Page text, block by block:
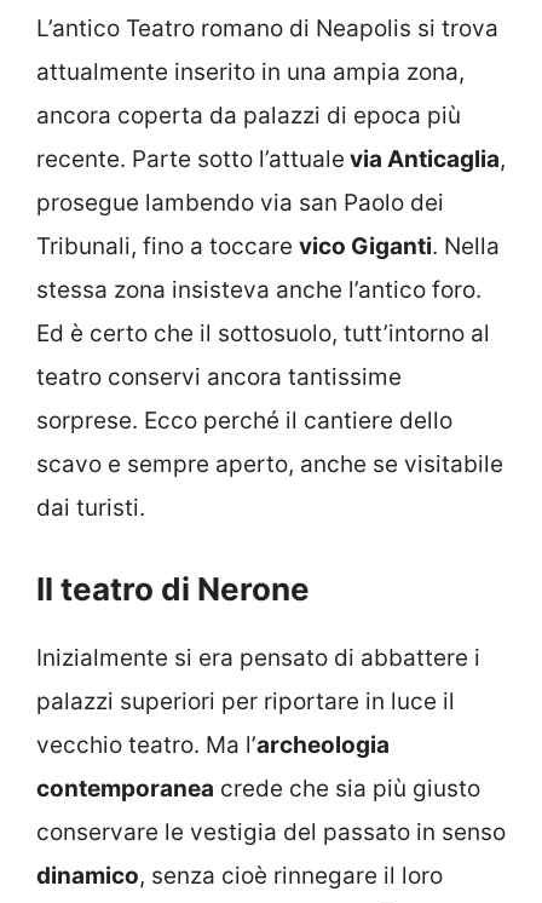
L’antico Teatro romano di Neapolis si trova
attualmente inserito in una ampia zona,
ancora coperta da palazzi di epoca più
recente. Parte sotto l’attuale via Anticaglia,
prosegue lambendo via san Paolo dei
Tribunali, fino a toccare vico Giganti. Nella
stessa zona insisteva anche l’antico foro.
Ed è certo che il sottosuolo, tutt’intorno al
teatro conservi ancora tantissime
sorprese. Ecco perché il cantiere dello
scavo e sempre aperto, anche se visitabile
dai turisti.
Il teatro di Nerone
Inizialmente si era pensato di abbattere i
palazzi superiori per riportare in luce il
vecchio teatro. Ma l’archeologia
contemporanea crede che sia più giusto
conservare le vestigia del passato in senso
dinamico, senza cioè rinnegare il loro